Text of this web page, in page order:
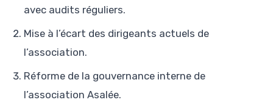
avec audits réguliers.
Mise à l’écart des dirigeants actuels de
l’association.
Réforme de la gouvernance interne de
l’association Asalée.